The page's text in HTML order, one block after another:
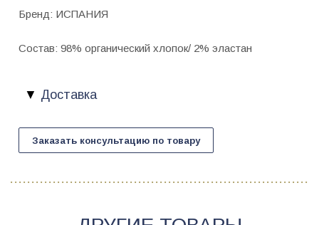
Бренд: ИСПАНИЯ
Состав: 98% органический хлопок/ 2% эластан
Доставка
Заказать консультацию по товару